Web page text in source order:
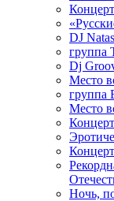
DJ
группа
Dj
Место
группа
Место
Ночь,